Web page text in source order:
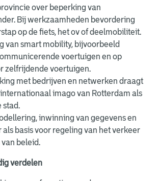
over beperking van
Bij werkzaamheden bevordering
op de fiets, het ov of deelmobiliteit.
van smart mobility, bijvoorbeeld
voertuigen en op
zelfrijdende voertuigen.
met bedrijven en netwerken draagt
imago van Rotterdam als
stad.
inwinning van gegevens en
basis voor regeling van het verkeer
beleid.
verdelen